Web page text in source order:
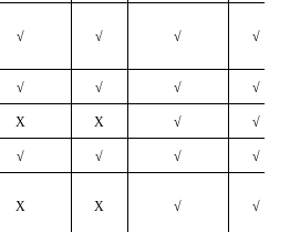
√ √ √ √
√ √ √ √
X X √ √
√ √ √ √
X X √ √